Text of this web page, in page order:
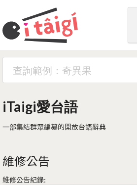
iTaigi愛台語
一部集結群眾編纂的開放台語辭典
維修公告
維修公告紀錄: